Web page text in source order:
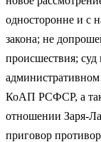
односторонне и с
закона; не
происшествия;
КоАП РСФСР, а
отношении Заря-
приговор